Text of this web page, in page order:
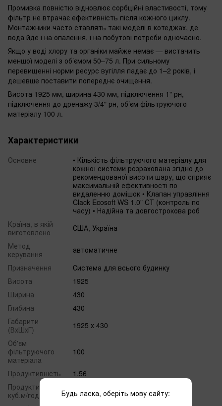
Промивка повністю відновлює сорбційні властивості, тому
фільтр не втрачає ефективність після кожного циклу.
Монтажники часто ставлять такі моделі в котеджах, де
вода йде і на опалення, і на побутові потреби одночасно.
Якщо у воді хлору та органіки майже немає — вистачить
меншої моделі з об’ємом 50–75 л. При сильному
перевищенні норми ресурс вугілля падає до 1–2 років, і
дешевше поставити попереднє очищення.
Висота 1925 мм, ширина 430 мм, підключення 1" рн,
підключення до дренажу 3/4" рн, об’єм фільтруючого
матеріалу 100 л.
Характеристики
Основне
• Кількість фільтруючого матеріалу для
кожної системи розрахована згідно до
рекомендованої висоти шару, що сприяє
максимальній ефективності по
видаленню домішок • Клапан управління
Clack Ecosoft WS 1.0" CT (контроль по
часу) • Надійна та довгострокова роб
Країна, в якій
виготовлено
США, Україна
Метод
керування
автоматичне
Призначення
Система для всього будинку
Висота
1925
Ширина
430
Глибина
430
Габарити
(ВхШхГ)
1925 х 430
Об'єм
фільтруючого
мaтеріaлa
100
Продуктивність
1.56
Продуктивність,
куб.м/год.
1.56
Будь ласка, оберіть мову сайту: